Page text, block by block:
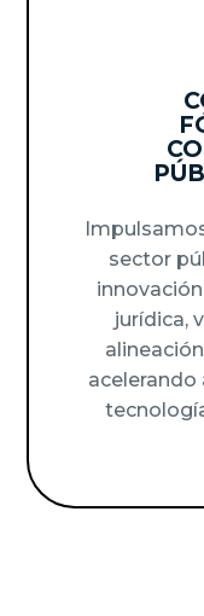
sector
jurídica,
acelerando